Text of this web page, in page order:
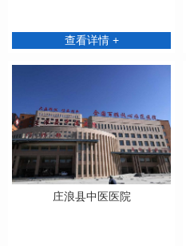
查看详情 +
庄浪县中医医院